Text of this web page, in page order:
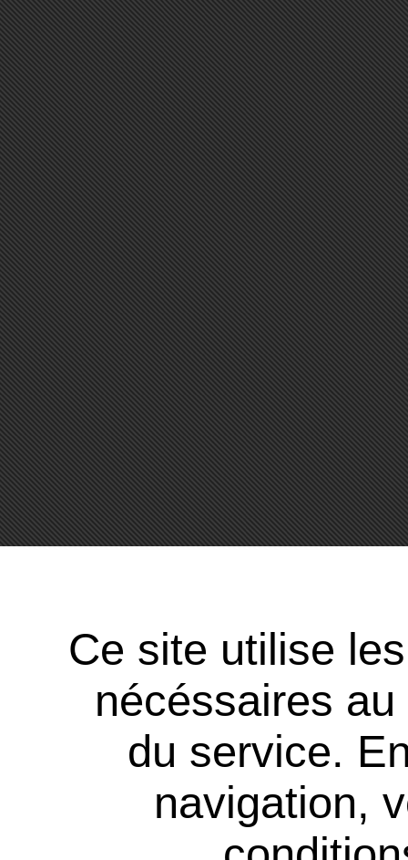
Ce site utilise
nécéssaires
du service.
navigation,